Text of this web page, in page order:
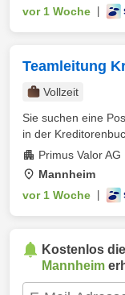
vor 1 Woche
Teamleitung
Vollzeit
Sie suchen eine
in der
Primus Valor AG
Mannheim
vor 1 Woche
Kostenlos
Mannheim